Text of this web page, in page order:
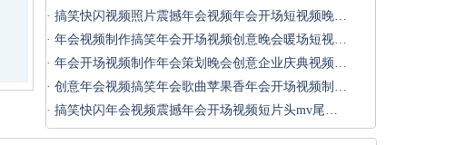
· 搞笑快闪视频照片震撼年会视频年会开场短视频晚…
· 年会视频制作搞笑年会开场视频创意晚会暖场短视…
· 年会开场视频制作年会策划晚会创意企业庆典视频…
· 创意年会视频搞笑年会歌曲苹果香年会开场视频制…
· 搞笑快闪年会视频震撼年会开场视频短片头mv尾…